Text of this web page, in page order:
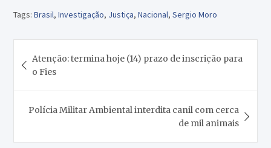
Tags: Brasil, Investigação, Justiça, Nacional, Sergio Moro
de
Post
Atenção: termina hoje (14) prazo de inscrição para
o Fies
Polícia Militar Ambiental interdita canil com cerca
de mil animais